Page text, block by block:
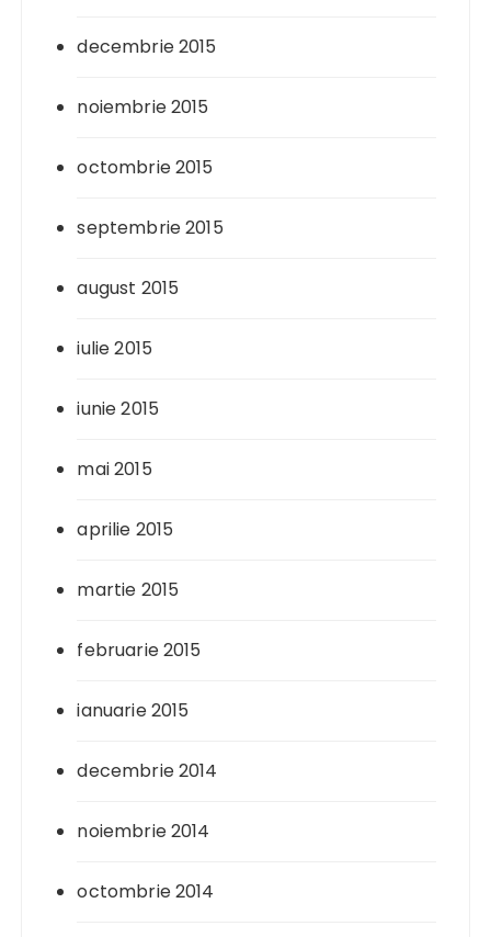
decembrie 2015
noiembrie 2015
octombrie 2015
septembrie 2015
august 2015
iulie 2015
iunie 2015
mai 2015
aprilie 2015
martie 2015
februarie 2015
ianuarie 2015
decembrie 2014
noiembrie 2014
octombrie 2014